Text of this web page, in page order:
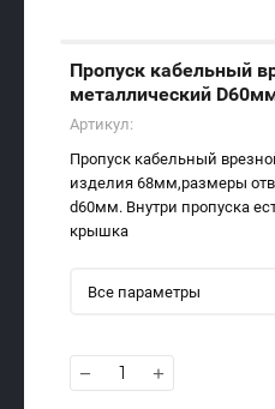
Пропуск кабельный
металлический
Артикул:
Пропуск кабельный
изделия 68мм,размеры
d60мм. Внутри пропуска
крышка
Все параметры
− +